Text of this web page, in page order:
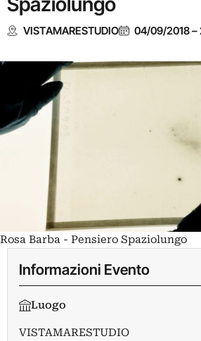
VISTAMARESTUDIO 04/09/2018–
Rosa Barba - Pensiero Spaziolungo
Informazioni Evento
Luogo
VISTAMARESTUDIO